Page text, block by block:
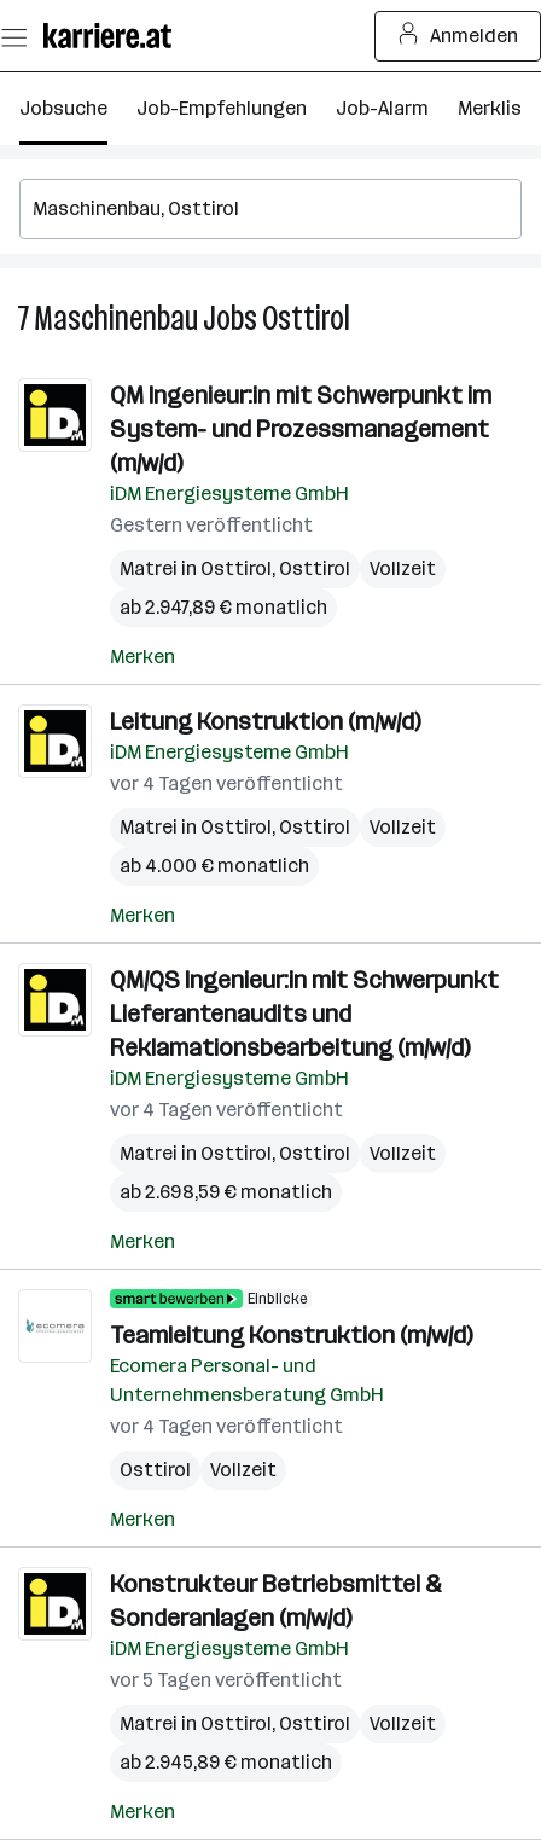
Seiteninhalt
springen
Anmelden
Jobsuche Job-Empfehlungen Job-Alarm Merkliste
7MaschinenbauJobsOsttirol
in
Osttirol
QM Ingenieur:in mit Schwerpunkt im
System- und Prozessmanagement
(m/w/d)
iDM Energiesysteme GmbH
Gestern veröffentlicht
Matrei in Osttirol, Osttirol
Vollzeit
ab 2.947,89 € monatlich
Merken
Leitung Konstruktion (m/w/d)
iDM Energiesysteme GmbH
vor 4 Tagen veröffentlicht
Matrei in Osttirol, Osttirol
Vollzeit
ab 4.000 € monatlich
Merken
QM/QS Ingenieur:in mit Schwerpunkt
Lieferantenaudits und
Reklamationsbearbeitung (m/w/d)
iDM Energiesysteme GmbH
vor 4 Tagen veröffentlicht
Matrei in Osttirol, Osttirol
Vollzeit
ab 2.698,59 € monatlich
Merken
Einblicke
Teamleitung Konstruktion (m/w/d)
Ecomera Personal- und
Unternehmensberatung GmbH
vor 4 Tagen veröffentlicht
Osttirol
Vollzeit
Merken
Konstrukteur Betriebsmittel &
Sonderanlagen (m/w/d)
iDM Energiesysteme GmbH
vor 5 Tagen veröffentlicht
Matrei in Osttirol, Osttirol
Vollzeit
ab 2.945,89 € monatlich
Merken